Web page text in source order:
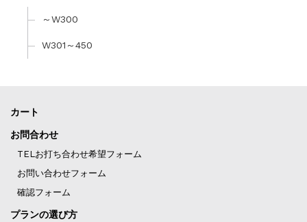
～W300
W301～450
カート
お問合わせ
TELお打ち合わせ希望フォーム
お問い合わせフォーム
確認フォーム
プランの選び方